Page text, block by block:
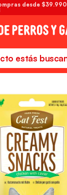
desde $39.990